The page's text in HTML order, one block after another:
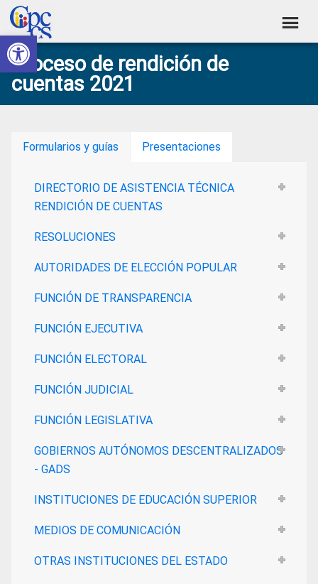
Abrir barra de herramientas
Skip
to
primary
navigation
Skip
to
main
content
Skip
to
primary
sidebar
Skip
to
footer
Consejo
de
Participación
Social
Construyendo
Poder
Ciudadano
Proceso de rendición de
cuentas 2021
Formularios y guías Presentaciones
DIRECTORIO DE ASISTENCIA TÉCNICA
RENDICIÓN DE CUENTAS
RESOLUCIONES
AUTORIDADES DE ELECCIÓN POPULAR
FUNCIÓN DE TRANSPARENCIA
FUNCIÓN EJECUTIVA
FUNCIÓN ELECTORAL
FUNCIÓN JUDICIAL
FUNCIÓN LEGISLATIVA
GOBIERNOS AUTÓNOMOS DESCENTRALIZADOS
- GADS
INSTITUCIONES DE EDUCACIÓN SUPERIOR
MEDIOS DE COMUNICACIÓN
OTRAS INSTITUCIONES DEL ESTADO